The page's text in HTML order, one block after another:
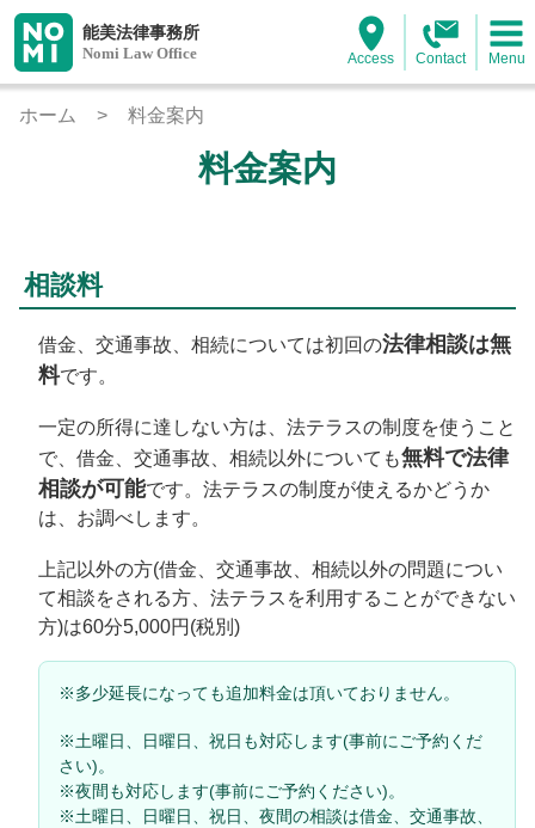
能美法律事務所
Nomi Law Office Access Contact Menu
ホーム 料金案内
料金案内
相談料
借金、交通事故、相続については初回の法律相談は無
料です。
一定の所得に達しない方は、法テラスの制度を使うこと
で、借金、交通事故、相続以外についても無料で法律
相談が可能です。法テラスの制度が使えるかどうか
は、お調べします。
上記以外の方(借金、交通事故、相続以外の問題につい
て相談をされる方、法テラスを利用することができない
方)は60分5,000円(税別)
※多少延長になっても追加料金は頂いておりません。
※土曜日、日曜日、祝日も対応します(事前にご予約くだ
さい)。
※夜間も対応します(事前にご予約ください)。
※土曜日、日曜日、祝日、夜間の相談は借金、交通事故、